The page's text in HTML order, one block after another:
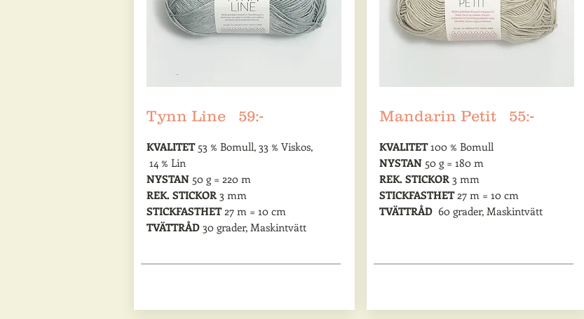
Tynn Line 59:-
KVALITET 53 % Bomull, 33 % Viskos,
14 % Lin
NYSTAN 50 g = 220 m
REK. STICKOR3 mm
STICKFASTHET27 m = 10 cm
TVÄTTRÅD30 grader, Maskintvätt
Mandarin Petit 55:-
KVALITET100 % Bomull
NYSTAN50 g = 180 m
REK. STICKOR3 mm
STICKFASTHET27 m = 10 cm
TVÄTTRÅD60 grader, Maskintvätt